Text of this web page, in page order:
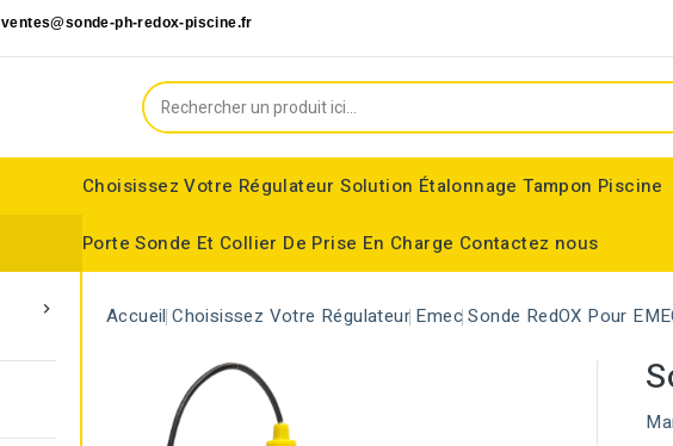
ventes@sonde-ph-redox-piscine.fr
Choisissez Votre Régulateur Solution Étalonnage Tampon Piscine
Porte Sonde Et Collier De Prise En Charge Contactez nous
 Accueil Choisissez Votre Régulateur Emec Sonde RedOX Pour